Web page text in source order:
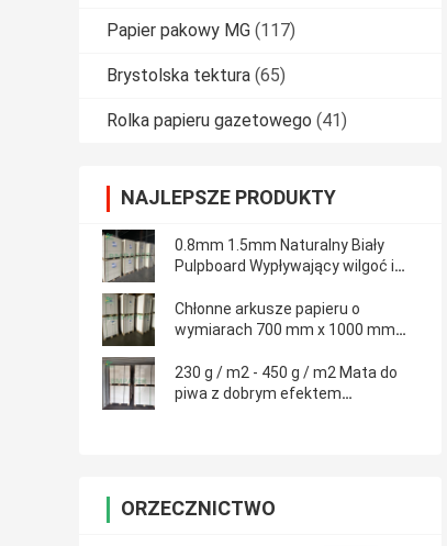
Papier pakowy MG (117)
Brystolska tektura (65)
Rolka papieru gazetowego (41)
NAJLEPSZE PRODUKTY
0.8mm 1.5mm Naturalny Biały
Pulpboard Wypływający wilgoć i
Chłonne arkusze papieru o
wymiarach 700 mm x 1000 mm
powierzchnie
230 g / m2 - 450 g / m2 Mata do
piwa z dobrym efektem
ORZECZNICTWO